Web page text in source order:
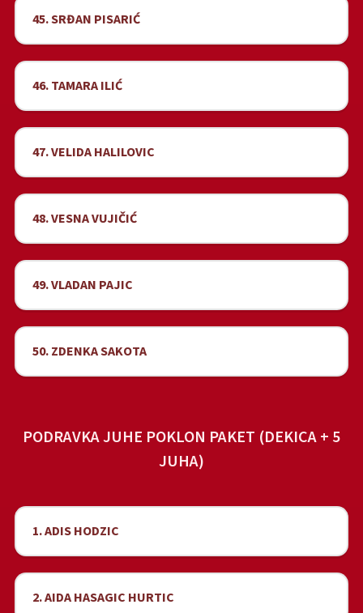
45. SRĐAN PISARIĆ
46. TAMARA ILIĆ
47. VELIDA HALILOVIC
48. VESNA VUJIČIĆ
49. VLADAN PAJIC
50. ZDENKA SAKOTA
PODRAVKA JUHE POKLON PAKET (DEKICA + 5
JUHA)
1. ADIS HODZIC
2. AIDA HASAGIC HURTIC